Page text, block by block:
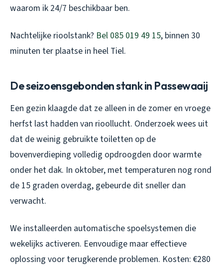
waarom ik 24/7 beschikbaar ben.
Nachtelijke rioolstank? Bel 085 019 49 15, binnen 30
minuten ter plaatse in heel Tiel.
De seizoensgebonden stank in Passewaaij
Een gezin klaagde dat ze alleen in de zomer en vroege
herfst last hadden van rioollucht. Onderzoek wees uit
dat de weinig gebruikte toiletten op de
bovenverdieping volledig opdroogden door warmte
onder het dak. In oktober, met temperaturen nog rond
de 15 graden overdag, gebeurde dit sneller dan
verwacht.
We installeerden automatische spoelsystemen die
wekelijks activeren. Eenvoudige maar effectieve
oplossing voor terugkerende problemen. Kosten: €280